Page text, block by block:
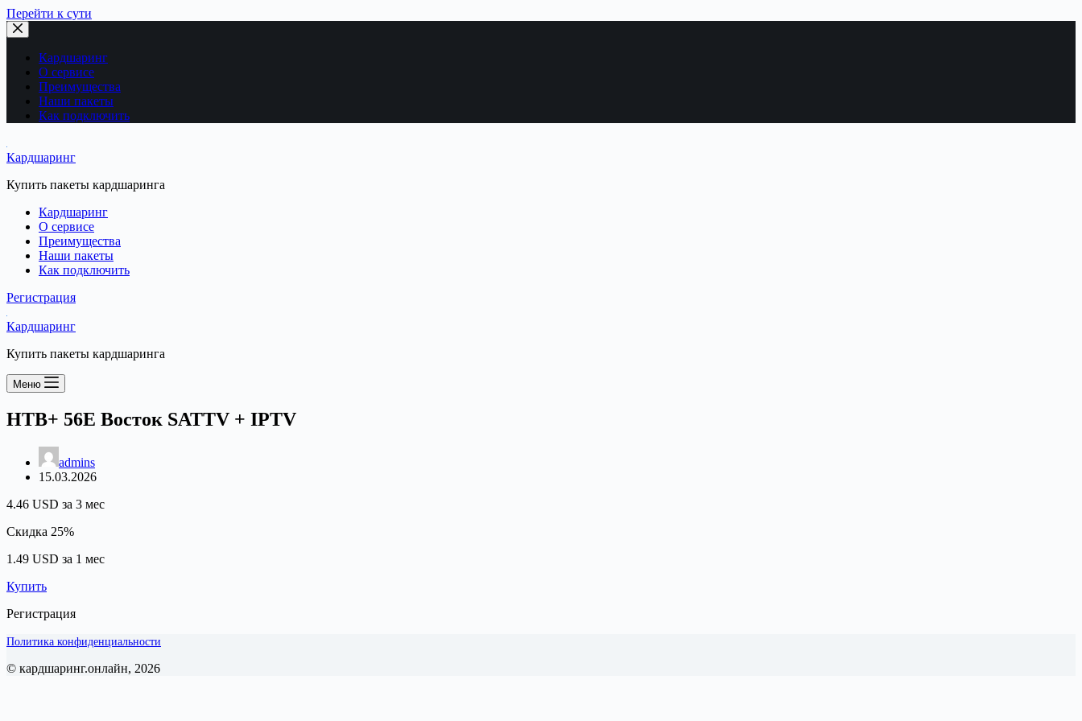
Перейти к сути
Кардшаринг
О сервисе
Преимущества
Наши пакеты
Как подключить
Кардшаринг
Купить пакеты кардшаринга
Кардшаринг
О сервисе
Преимущества
Наши пакеты
Как подключить
Регистрация
Кардшаринг
Купить пакеты кардшаринга
Меню
НТВ+ 56Е Восток SATTV + IPTV
admins
15.03.2026
4.46 USD за 3 мес
Скидка 25%
1.49 USD за 1 мес
Купить
Регистрация
Политика конфиденциальности
© кардшаринг.онлайн, 2026